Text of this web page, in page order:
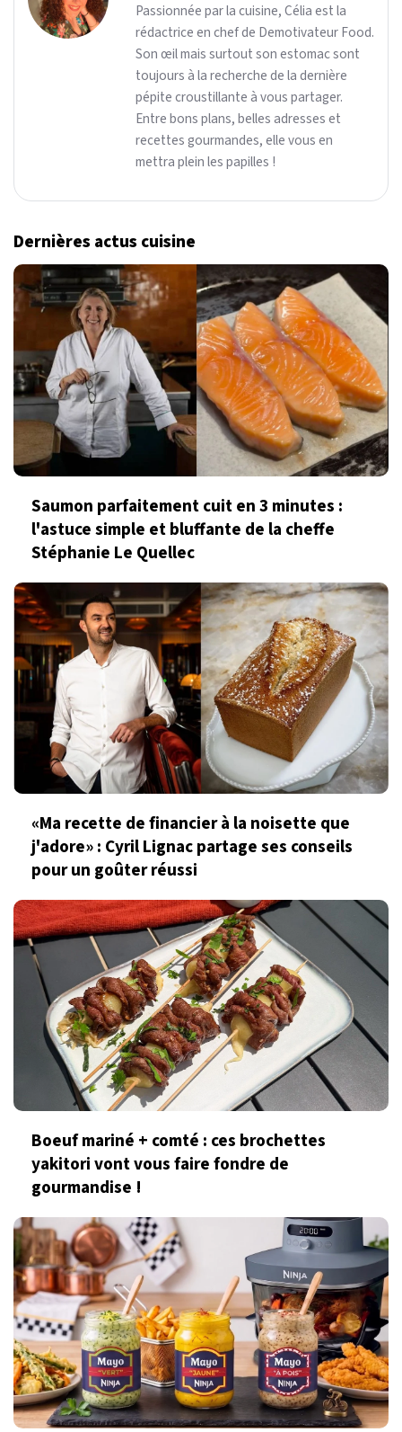
Passionnée par la cuisine, Célia est la
rédactrice en chef de Demotivateur Food.
Son œil mais surtout son estomac sont
toujours à la recherche de la dernière
pépite croustillante à vous partager.
Entre bons plans, belles adresses et
recettes gourmandes, elle vous en
mettra plein les papilles !
Dernières actus cuisine
Saumon parfaitement cuit en 3 minutes :
l'astuce simple et bluffante de la cheffe
Stéphanie Le Quellec
«Ma recette de financier à la noisette que
j'adore» : Cyril Lignac partage ses conseils
pour un goûter réussi
Boeuf mariné + comté : ces brochettes
yakitori vont vous faire fondre de
gourmandise !